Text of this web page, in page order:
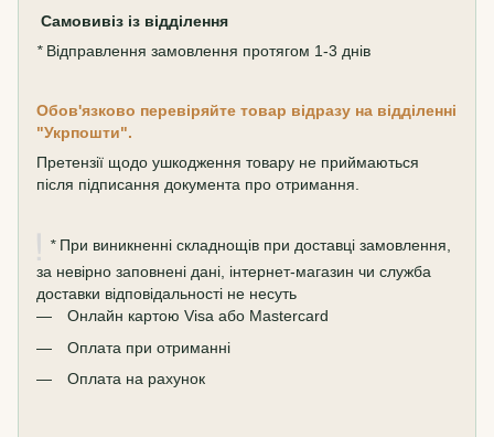
Самовивіз із відділення
* Відправлення замовлення протягом 1-3 днів
Обов'язково перевіряйте товар відразу на відділенні
"Укрпошти".
Претензії щодо ушкодження товару не приймаються
після підписання документа про отримання.
* При виникненні складнощів при доставці замовлення,
за невірно заповнені дані, інтернет-магазин чи служба
доставки відповідальності не несуть
Онлайн картою Visa або Mastercard
Оплата при отриманні
Оплата на рахунок